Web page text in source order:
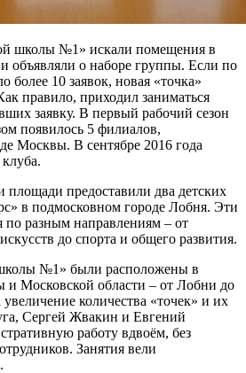
школы №1» искали помещения в
объявляли о наборе группы. Если по
более 10 заявок, новая «точка»
правило, приходил заниматься
заявку. В первый рабочий сезон
появилось 5 филиалов,
Москвы. В сентябре 2016 года
предоставили два детских
в подмосковном городе Лобня. Эти
по разным направлениям – от
до спорта и общего развития.
№1» были расположены в
и Московской области – от Лобни до
количества «точек» и их
Сергей Жвакин и Евгений
работу вдвоём, без
Занятия вели